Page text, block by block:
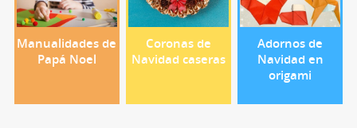
Manualidades de
Papá Noel
Coronas de
Navidad caseras
Adornos de
Navidad en
origami